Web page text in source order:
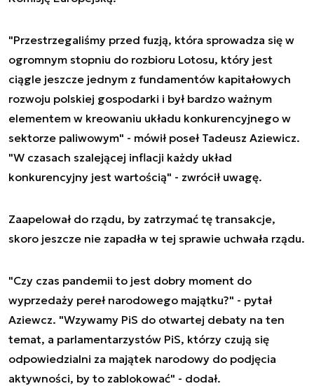
"Przestrzegaliśmy przed fuzją, która sprowadza się w
ogromnym stopniu do rozbioru Lotosu, który jest
ciągle jeszcze jednym z fundamentów kapitałowych
rozwoju polskiej gospodarki i był bardzo ważnym
elementem w kreowaniu układu konkurencyjnego w
sektorze paliwowym" - mówił poseł Tadeusz Aziewicz.
"W czasach szalejącej inflacji każdy układ
konkurencyjny jest wartością" - zwrócił uwagę.
Zaapelował do rządu, by zatrzymać tę transakcje,
skoro jeszcze nie zapadła w tej sprawie uchwała rządu.
"Czy czas pandemii to jest dobry moment do
wyprzedaży pereł narodowego majątku?" - pytał
Aziewcz. "Wzywamy PiS do otwartej debaty na ten
temat, a parlamentarzystów PiS, którzy czują się
odpowiedzialni za majątek narodowy do podjęcia
aktywności, by to zablokować" - dodał.